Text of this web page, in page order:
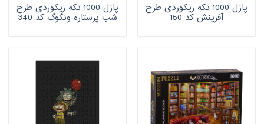
پازل 1000 تکه ریکوردی طرح
آفرینش کد 150
پازل 1000 تکه ریکوردی طرح
شب پرستاره ونگوگ کد 340